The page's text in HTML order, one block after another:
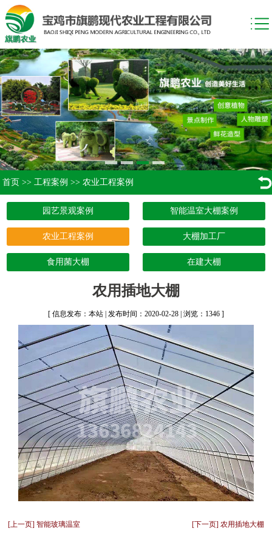
首页 >> 工程案例 >> 农业工程案例
园艺景观案例 智能温室大棚案例
农业工程案例 大棚加工厂
食用菌大棚 在建大棚
农用插地大棚
[ 信息发布：本站 | 发布时间：2020-02-28 | 浏览：1346 ]
[上一页] 智能玻璃温室 [下一页] 农用插地大棚